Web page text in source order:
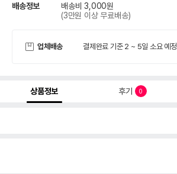
배송정보
배송비 3,000원
(3만원 이상 무료배송)
업체배송 결제완료 기준 2 ~ 5일 소요 예정
상품정보 후기 0